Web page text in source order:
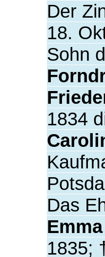
Der
18.
Sohn
1834
Das
1835;